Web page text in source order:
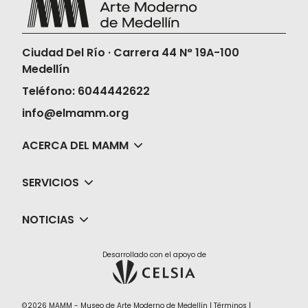
no realizará la devolución ni en dinero ni
en cambios de fechas, horas o películas.
Ciudad Del Río · Carrera 44 N° 19A-100
Medellín
Teléfono: 6044442622
info@elmamm.org
ACERCA DEL MAMM
SERVICIOS
NOTICIAS
Desarrollado con el apoyo de
©2026 MAMM - Museo de Arte Moderno de Medellín | Términos |